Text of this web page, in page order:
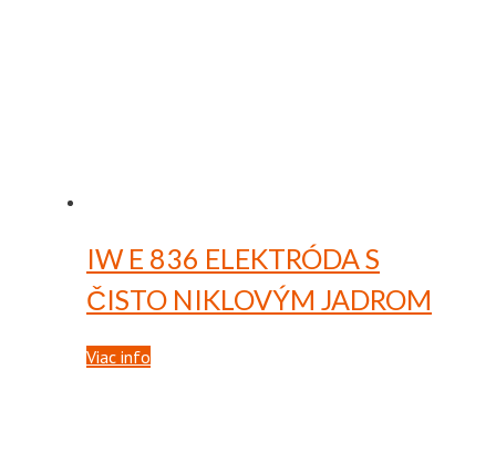
IW E 836 ELEKTRÓDA S
ČISTO NIKLOVÝM JADROM
Viac info